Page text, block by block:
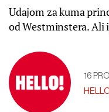
Udajom za kuma
od Westminstera. Ali
16